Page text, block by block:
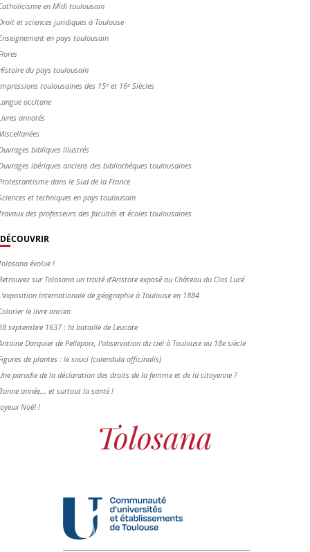
en Midi toulousain
et sciences juridiques à Toulouse
en pays toulousain
du pays toulousain
toulousaines des 15ᵉ et 16ᵉ Siècles
occitane
annotés
bibliques illustrés
ibériques anciens des bibliothèques toulousaines
dans le Sud de la France
et techniques en pays toulousain
des professeurs des facultés et écoles toulousaines
DÉCOUVRIR
évolue !
sur Tolosana un traité d'Aristote exposé au Château du Clos Lucé
internationale de géographie à Toulouse en 1884
le livre ancien
septembre 1637 : la bataille de Leucate
Darquier de Pellepoix, l’observation du ciel à Toulouse au 18e siècle
de plantes : le souci (calendula officinalis)
parodie de la déclaration des droits de la femme et de la citoyenne ?
année... et surtout la santé !
Noël !